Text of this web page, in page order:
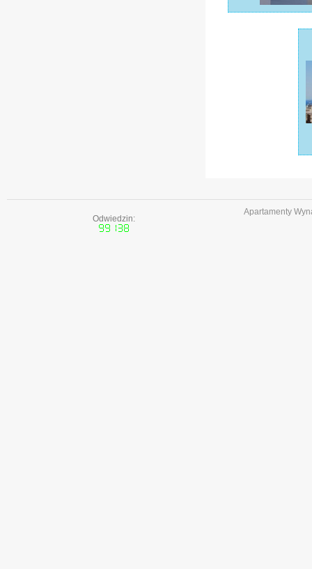
Odwiedzin:
Apartamenty